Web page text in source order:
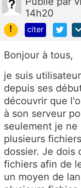
14h20
!
citer
Bonjour à tous,
je suis
depuis ses
découvrir que
à son serveur
seulement je ne
plusieurs
dossier. Je dois
fichiers afin de
un moyen de